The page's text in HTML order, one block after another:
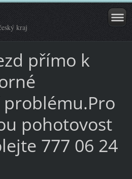
kraj
přímo k
pohotovost
777 06 24